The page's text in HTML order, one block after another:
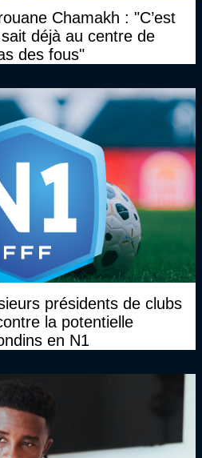
Chamakh : "C’est
déjà au centre de
des fous"
présidents de clubs
la potentielle
en N1